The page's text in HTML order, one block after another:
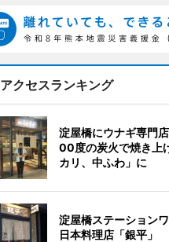
アクセスランキング
淀屋橋にウナギ専門
00度の炭火で焼き上
カリ、中ふわ」に
淀屋橋ステーション
日本料理店「銀平」